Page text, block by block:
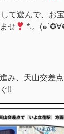
て遊んで、お
せ
*.。(๑
み、天山交差
!!